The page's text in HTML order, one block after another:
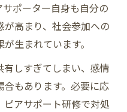
ポーター自身も自分の
高まり、社会参加への
生まれています。
しすぎてしまい、感情
もあります。必要に応
ピアサポート研修で対処